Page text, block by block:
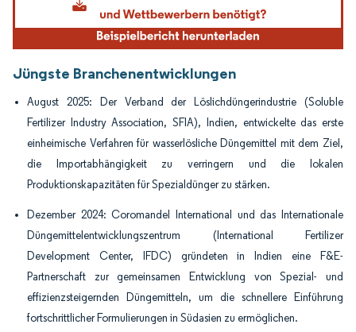
Jüngste Branchenentwicklungen
August 2025: Der Verband der Löslichdüngerindustrie (Soluble
Fertilizer Industry Association, SFIA), Indien, entwickelte das erste
einheimische Verfahren für wasserlösliche Düngemittel mit dem Ziel,
die Importabhängigkeit zu verringern und die lokalen
Produktionskapazitäten für Spezialdünger zu stärken.
Dezember 2024: Coromandel International und das Internationale
Düngemittelentwicklungszentrum (International Fertilizer
Development Center, IFDC) gründeten in Indien eine F&E-
Partnerschaft zur gemeinsamen Entwicklung von Spezial- und
effizienzsteigernden Düngemitteln, um die schnellere Einführung
fortschrittlicher Formulierungen in Südasien zu ermöglichen.